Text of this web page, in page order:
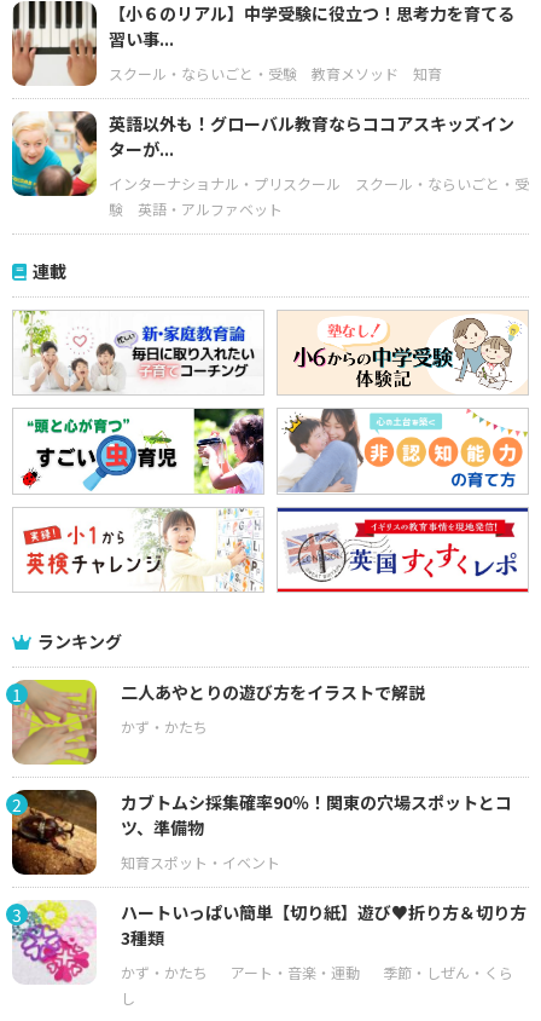
【小６のリアル】中学受験に役立つ！思考力を育てる
習い事...
スクール・ならいごと・受験 教育メソッド 知育
英語以外も！グローバル教育ならココアスキッズイン
ターが...
インターナショナル・プリスクール
スクール・ならいごと・受
験
英語・アルファベット
連載
ランキング
1 二人あやとりの遊び方をイラストで解説
2
カブトムシ採集確率90％！関東の穴場スポットとコ
ツ、準備物
3
ハートいっぱい簡単【切り紙】遊び♥折り方＆切り方
3種類